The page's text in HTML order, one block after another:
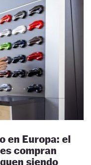
en Europa: el
compran
siendo